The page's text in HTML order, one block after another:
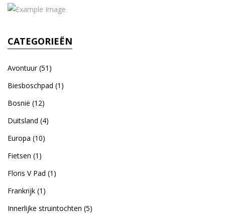
CATEGORIEËN
Avontuur(51)
Biesboschpad (1)
Bosnië (12)
Duitsland (4)
Europa (10)
Fietsen (1)
Floris V Pad (1)
Frankrijk (1)
Innerlijke struintochten (5)